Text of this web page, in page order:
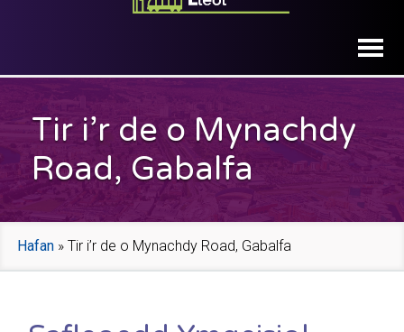
Tir i’r de o Mynachdy
Road, Gabalfa
Hafan » Tir i’r de o Mynachdy Road, Gabalfa